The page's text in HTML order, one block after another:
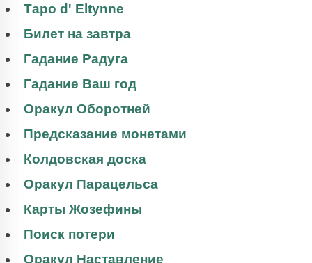
Таро d' Eltynne
Билет на завтра
Гадание Радуга
Гадание Ваш год
Оракул Оборотней
Предсказание монетами
Колдовская доска
Оракул Парацельса
Карты Жозефины
Поиск потери
Оракул Наставление